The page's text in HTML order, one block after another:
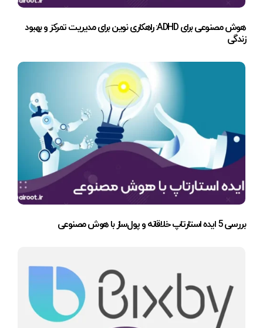
هوش مصنوعی برای ADHD: راهکاری نوین برای مدیریت تمرکز و بهبود
زندگی
بررسی 5 ایده استارتاپ خلاقانه و پول‌ساز با هوش مصنوعی